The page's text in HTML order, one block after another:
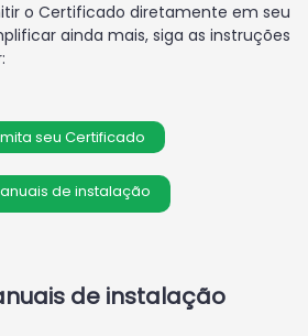
o Certificado diretamente em seu
ainda mais, siga as instruções
seu Certificado
de instalação
de instalação